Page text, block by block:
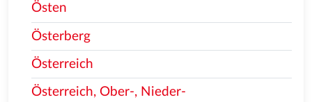
Östen
Österberg
Österreich
Österreich, Ober-, Nieder-